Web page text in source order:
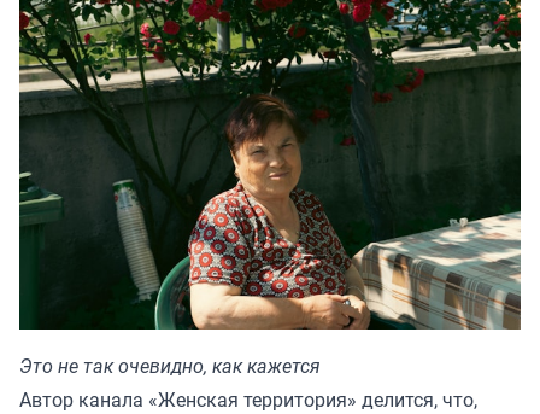
Это не так очевидно, как кажется
Автор канала «Женская территория» делится, что,